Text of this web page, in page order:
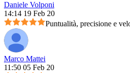
Daniele Volponi
14:14 19 Feb 20
Puntualità, precisione e
Marco Mattei
11:50 05 Feb 20